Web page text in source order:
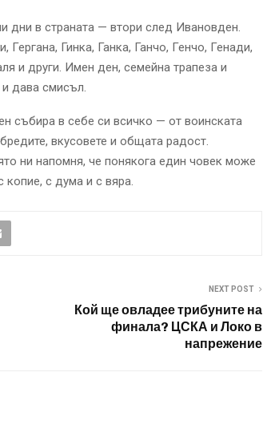
дни в страната — втори след Ивановден.
Гинка, Ганка, Ганчо, Генчо, Генади,
и други. Имен ден, семейна трапеза и
дава смисъл.
събира в себе си всичко — от воинската
вкусовете и общата радост.
ни напомня, че понякога един човек може
с дума и с вяра.
NEXT POST
Кой ще овладее трибуните на
финала? ЦСКА и Локо в
напрежение